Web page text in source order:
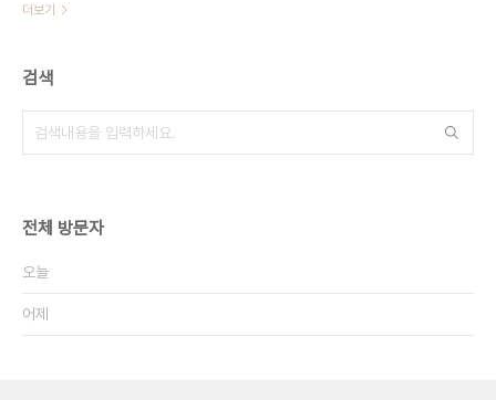
더보기
검색
전체 방문자
오늘
어제